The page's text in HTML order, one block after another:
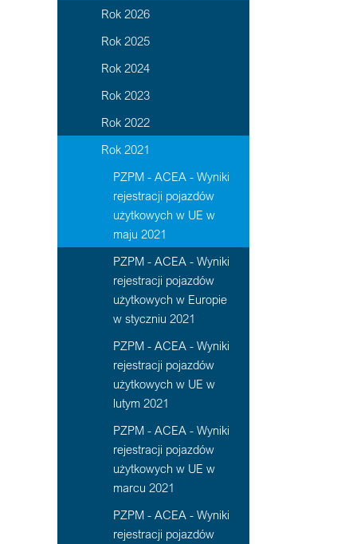
Rok 2026
Rok 2025
Rok 2024
Rok 2023
Rok 2022
Rok 2021
PZPM - ACEA - Wyniki
rejestracji pojazdów
użytkowych w UE w
maju 2021
PZPM - ACEA - Wyniki
rejestracji pojazdów
użytkowych w Europie
w styczniu 2021
PZPM - ACEA - Wyniki
rejestracji pojazdów
użytkowych w UE w
lutym 2021
PZPM - ACEA - Wyniki
rejestracji pojazdów
użytkowych w UE w
marcu 2021
PZPM - ACEA - Wyniki
rejestracji pojazdów